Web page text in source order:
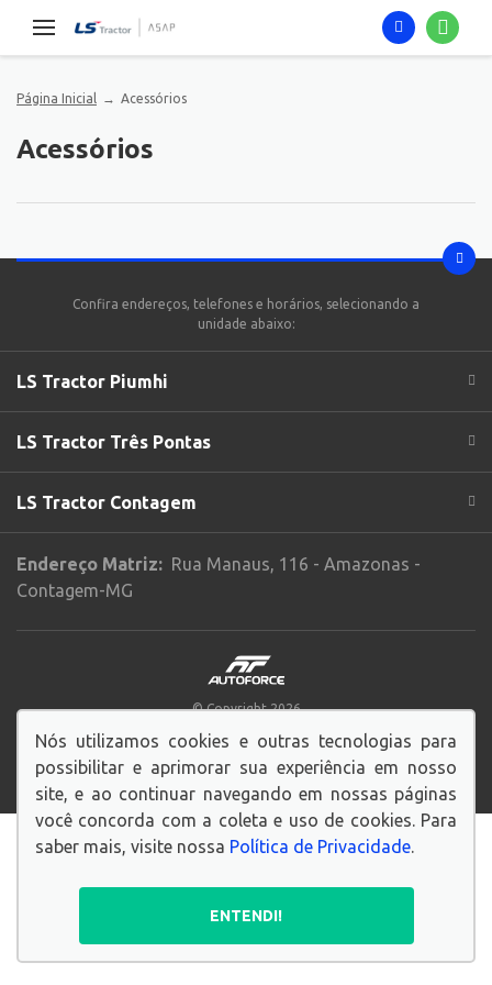
Página Inicial Acessórios
Acessórios
Confira endereços, telefones e horários, selecionando a
unidade abaixo:
LS Tractor Piumhi
LS Tractor Três Pontas
LS Tractor Contagem
Endereço Matriz: Rua Manaus, 116 - Amazonas -
Contagem-MG
© Copyright 2026
AutoForce - Todos os direitos reservados.
Política de privacidade
Nós utilizamos cookies e outras tecnologias para
possibilitar e aprimorar sua experiência em nosso
site, e ao continuar navegando em nossas páginas
você concorda com a coleta e uso de cookies. Para
saber mais, visite nossa Política de Privacidade.
ENTENDI!